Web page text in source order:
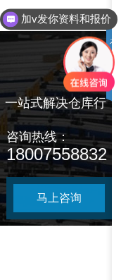
库拣货
一站式解决仓库行
咨询热线：
18007558832
马上咨询
在
线
咨
询
加v18007558832